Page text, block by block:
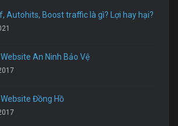
Autohits, Boost traffic là gì? Lợi hay hại?
An Ninh Bảo Vệ
Đồng Hồ